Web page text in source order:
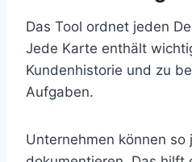
Das Tool ordnet jeden
Jede Karte enthält
Kundenhistorie und zu
Aufgaben.
Unternehmen können so